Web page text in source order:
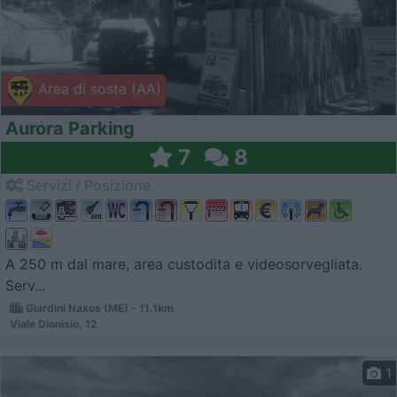
Area di sosta (AA)
Aurora Parking
7 8
A 250 m dal mare, area custodita e videosorvegliata.
Serv...
Giardini Naxos (ME) - 11.1km
Viale Dionisio, 12
1